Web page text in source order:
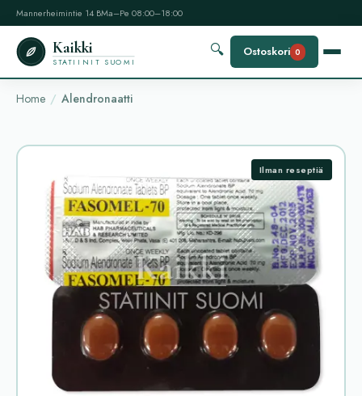
Mannerheimintie 14 BMa–Pe 08:00–18:00
Kaikki
STATIINIT SUOMI
🔍 Ostoskori 0
Home Alendronaatti
Ilman reseptiä